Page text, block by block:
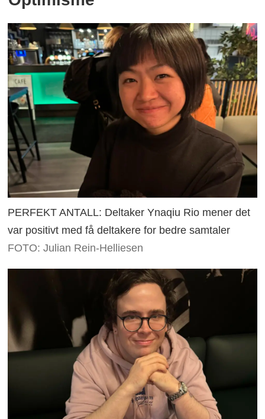
PERFEKT ANTALL: Deltaker Ynaqiu Rio mener det
var positivt med få deltakere for bedre samtaler
FOTO: Julian Rein-Helliesen